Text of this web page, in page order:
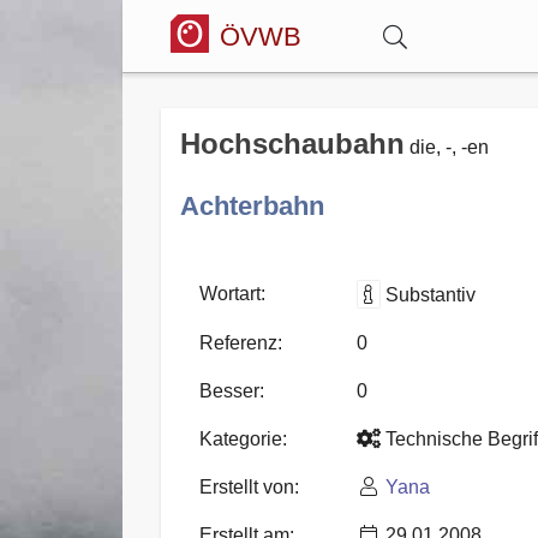
ÖVWB
Wörterbuch
Blog
Hochschaubahn die, -, -en
Achterbahn
Wortart: Substantiv
Referenz: 0
Besser: 0
Kategorie: Technische
Erstellt von: Yana